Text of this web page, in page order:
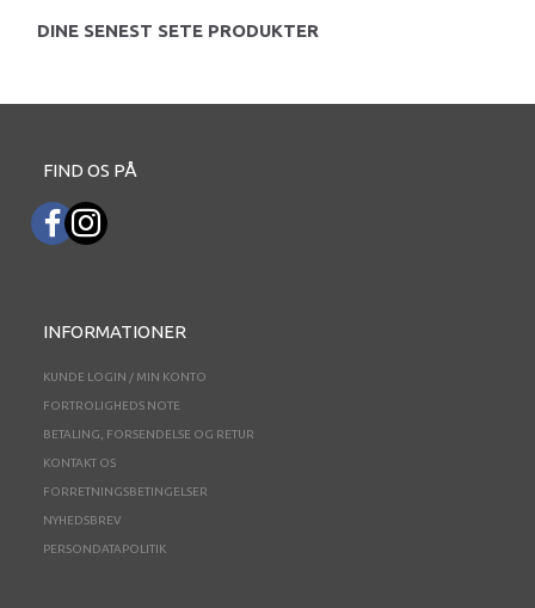
DINE SENEST SETE PRODUKTER
FIND OS PÅ
INFORMATIONER
KUNDE LOGIN / MIN KONTO
FORTROLIGHEDS NOTE
BETALING, FORSENDELSE OG RETUR
KONTAKT OS
FORRETNINGSBETINGELSER
NYHEDSBREV
PERSONDATAPOLITIK